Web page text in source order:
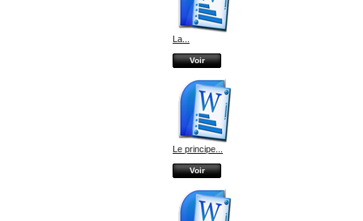
La...
Voir
Le principe...
Voir